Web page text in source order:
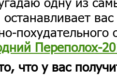
останавливает
похудательного
Переполох-
что у вас